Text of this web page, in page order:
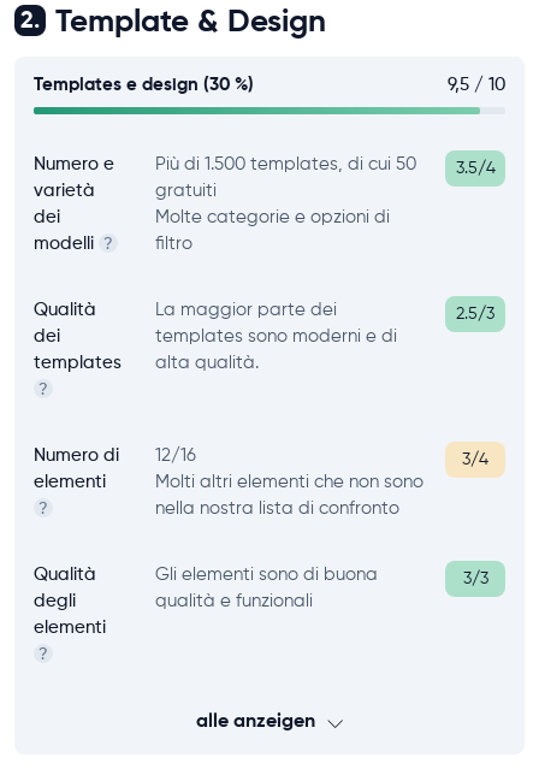
2. Template & Design
Templates e design (30 %) 9,5 / 10
Numero e
varietà
dei
modelli ?
Più di 1.500 templates, di cui 50
gratuiti
Molte categorie e opzioni di
filtro
3.5/4
Qualità
dei
templates
?
La maggior parte dei
templates sono moderni e di
alta qualità.
2.5/3
Numero di
elementi
?
12/16
Molti altri elementi che non sono
nella nostra lista di confronto
3/4
Qualità
degli
elementi
?
Gli elementi sono di buona
qualità e funzionali
3/3
alle anzeigen